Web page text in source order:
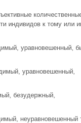
индивидов к тому или
уравновешенный,
уравновешенный,
безудержный,
неуравновешенный